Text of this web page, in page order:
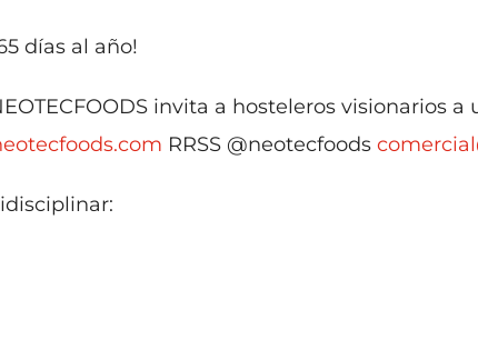
días al año!
invita a hosteleros visionarios a
RRSS @neotecfoods